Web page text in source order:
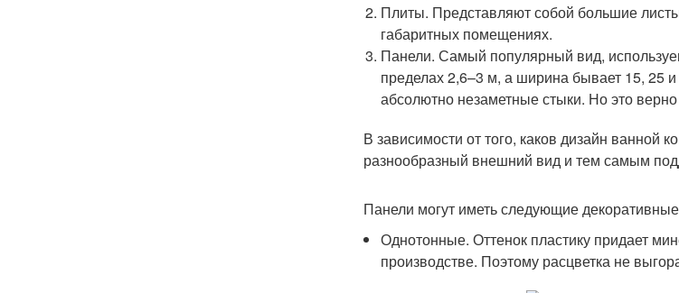
Плиты. Представляют собой большие
габаритных помещениях.
Панели. Самый популярный вид,
пределах 2,6–3 м, а ширина бывает 15, 25
абсолютно незаметные стыки. Но это
В зависимости от того, каков дизайн ванной
разнообразный внешний вид и тем самым
Панели могут иметь следующие
Однотонные. Оттенок пластику придает
производстве. Поэтому расцветка не